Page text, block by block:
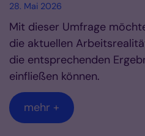
28. Mai 2026
Mit dieser Umfrage
die aktuellen
die entsprechenden
einfließen können.
mehr +